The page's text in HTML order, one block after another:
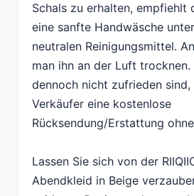
Schals zu erhalten, empfiehlt
eine sanfte Handwäsche
neutralen Reinigungsmittel.
man ihn an der Luft trocknen.
dennoch nicht zufrieden
Verkäufer eine kostenlose
Rücksendung/Erstattung
Lassen Sie sich von der
Abendkleid in Beige